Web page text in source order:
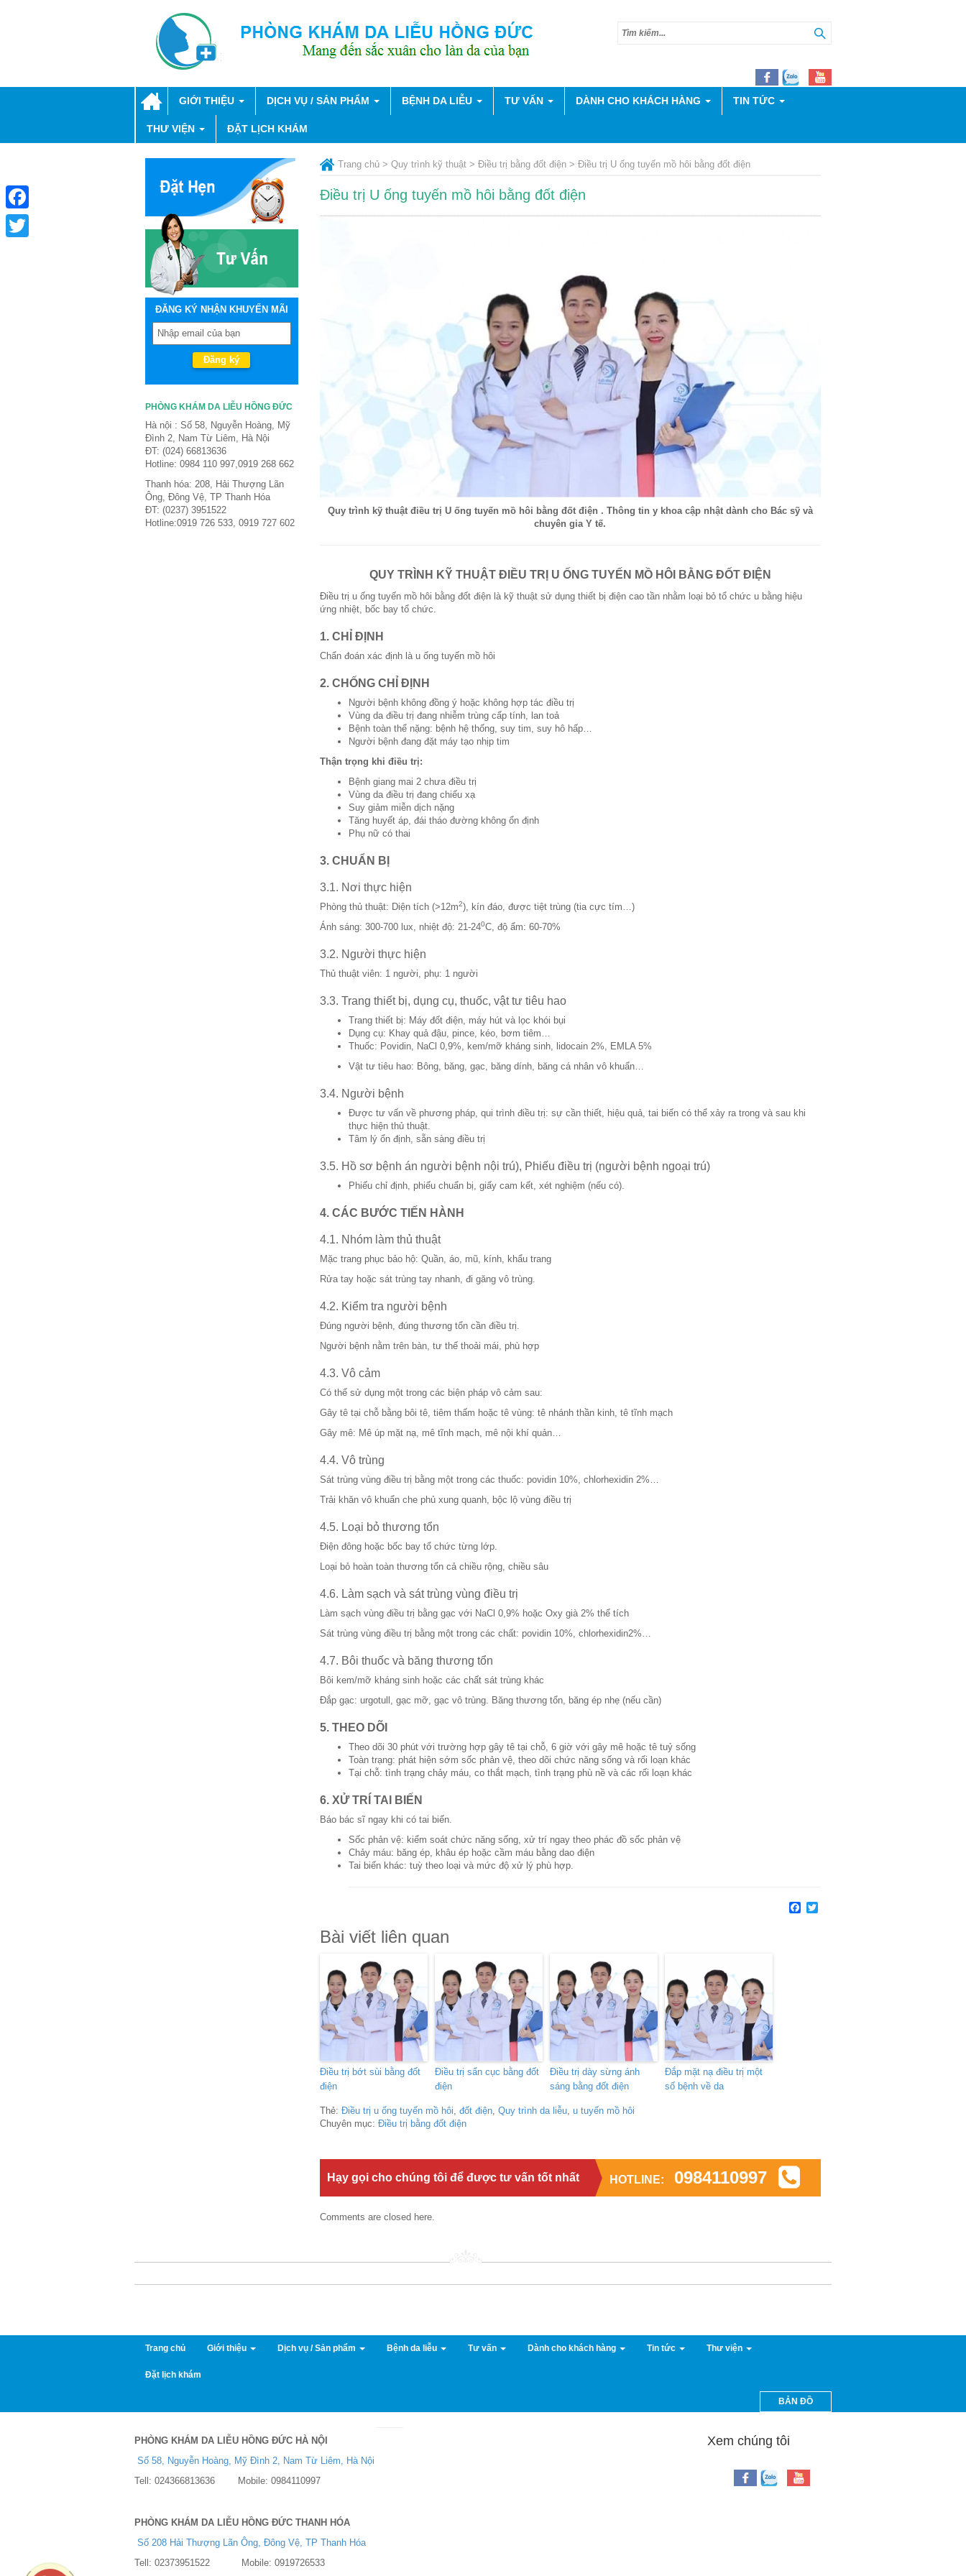
GIỚI THIỆU DỊCH VỤ / SẢN PHẨM BỆNH DA LIỄU TƯ VẤN DÀNH CHO KHÁCH HÀNG TIN TỨC
THƯ VIỆN ĐẶT LỊCH KHÁM
Trang chủ> Quy trình kỹ thuật> Điều trị bằng đốt điện> Điều trị U ống tuyến mồ hôi bằng đốt điện
Điều trị U ống tuyến mồ hôi bằng đốt điện
Quy trình kỹ thuật điều trị U ống tuyến mồ hôi bằng đốt điện . Thông tin y khoa cập nhật dành cho Bác sỹ và
chuyên gia Y tế.
QUY TRÌNH KỸ THUẬT ĐIỀU TRỊ U ỐNG TUYẾN MỒ HÔI BẰNG ĐỐT ĐIỆN
Điều trị u ống tuyến mồ hôi bằng đốt điện là kỹ thuật sử dụng thiết bị điện cao tần nhằm loại bỏ tổ chức u bằng hiệu
ứng nhiệt, bốc bay tổ chức.
1. CHỈ ĐỊNH
Chẩn đoán xác định là u ống tuyến mồ hôi
2. CHỐNG CHỈ ĐỊNH
Người bệnh không đồng ý hoặc không hợp tác điều trị
Vùng da điều trị đang nhiễm trùng cấp tính, lan toả
Bệnh toàn thể nặng: bệnh hệ thống, suy tim, suy hô hấp…
Người bệnh đang đặt máy tạo nhịp tim
Thận trọng khi điều trị:
Bệnh giang mai 2 chưa điều trị
Vùng da điều trị đang chiếu xạ
Suy giảm miễn dịch nặng
Tăng huyết áp, đái tháo đường không ổn định
Phụ nữ có thai
3. CHUẨN BỊ
3.1. Nơi thực hiện
Phòng thủ thuật: Diện tích (>12m2), kín đáo, được tiệt trùng (tia cực tím…)
Ánh sáng: 300-700 lux, nhiệt độ: 21-240C, độ ẩm: 60-70%
3.2. Người thực hiện
Thủ thuật viên: 1 người, phụ: 1 người
3.3. Trang thiết bị, dụng cụ, thuốc, vật tư tiêu hao
Trang thiết bị: Máy đốt điện, máy hút và lọc khói bụi
Dụng cụ: Khay quả đậu, pince, kéo, bơm tiêm…
Thuốc: Povidin, NaCl 0,9%, kem/mỡ kháng sinh, lidocain 2%, EMLA 5%
Vật tư tiêu hao: Bông, băng, gạc, băng dính, băng cá nhân vô khuẩn…
3.4. Người bệnh
Được tư vấn về phương pháp, qui trình điều trị: sự cần thiết, hiệu quả, tai biến có thể xảy ra trong và sau khi
thực hiện thủ thuật.
Tâm lý ổn định, sẵn sàng điều trị
3.5. Hồ sơ bệnh án người bệnh nội trú), Phiếu điều trị (người bệnh ngoại trú)
Phiếu chỉ định, phiếu chuẩn bị, giấy cam kết, xét nghiệm (nếu có).
4. CÁC BƯỚC TIẾN HÀNH
4.1. Nhóm làm thủ thuật
Mặc trang phục bảo hộ: Quần, áo, mũ, kính, khẩu trang
Rửa tay hoặc sát trùng tay nhanh, đi găng vô trùng.
4.2. Kiểm tra người bệnh
Đúng người bệnh, đúng thương tổn cần điều trị.
Người bệnh nằm trên bàn, tư thế thoải mái, phù hợp
4.3. Vô cảm
Có thể sử dụng một trong các biện pháp vô cảm sau:
Gây tê tại chỗ bằng bôi tê, tiêm thấm hoặc tê vùng: tê nhánh thần kinh, tê tĩnh mạch
Gây mê: Mê úp mặt nạ, mê tĩnh mạch, mê nội khí quản…
4.4. Vô trùng
Sát trùng vùng điều trị bằng một trong các thuốc: povidin 10%, chlorhexidin 2%…
Trải khăn vô khuẩn che phủ xung quanh, bộc lộ vùng điều trị
4.5. Loại bỏ thương tổn
Điện đông hoặc bốc bay tổ chức từng lớp.
Loại bỏ hoàn toàn thương tổn cả chiều rộng, chiều sâu
4.6. Làm sạch và sát trùng vùng điều trị
Làm sạch vùng điều trị bằng gạc với NaCl 0,9% hoặc Oxy già 2% thể tích
Sát trùng vùng điều trị bằng một trong các chất: povidin 10%, chlorhexidin2%…
4.7. Bôi thuốc và băng thương tổn
Bôi kem/mỡ kháng sinh hoặc các chất sát trùng khác
Đắp gạc: urgotull, gạc mỡ, gạc vô trùng. Băng thương tổn, băng ép nhẹ (nếu cần)
5. THEO DÕI
Theo dõi 30 phút với trường hợp gây tê tại chỗ, 6 giờ với gây mê hoặc tê tuỷ sống
Toàn trạng: phát hiện sớm sốc phản vệ, theo dõi chức năng sống và rối loạn khác
Tại chỗ: tình trạng chảy máu, co thắt mạch, tình trạng phù nề và các rối loạn khác
6. XỬ TRÍ TAI BIẾN
Báo bác sĩ ngay khi có tai biến.
Sốc phản vệ: kiểm soát chức năng sống, xử trí ngay theo phác đồ sốc phản vệ
Chảy máu: băng ép, khâu ép hoặc cầm máu bằng dao điện
Tai biến khác: tuỳ theo loại và mức độ xử lý phù hợp.
Facebook
Bài viết liên quan
Điều trị bớt sùi bằng đốt
điện
Điều trị sẩn cục bằng đốt
điện
Điều trị dày sừng ánh
sáng bằng đốt điện
Đắp mặt nạ điều trị một
số bệnh về da
Thẻ: Điều trị u ống tuyến mồ hôi, đốt điện, Quy trình da liễu, u tuyến mồ hôi
Chuyên mục: Điều trị bằng đốt điện
Hạy gọi cho chúng tôi để được tư vấn tốt nhất HOTLINE: 0984110997
Comments are closed here.
ĐĂNG KÝ NHẬN KHUYẾN MÃI
PHÒNG KHÁM DA LIỄU HỒNG ĐỨC
Hà nội : Số 58, Nguyễn Hoàng, Mỹ
Đình 2, Nam Từ Liêm, Hà Nội
ĐT: (024) 66813636
Hotline: 0984 110 997,0919 268 662
Thanh hóa: 208, Hải Thượng Lãn
Ông, Đông Vệ, TP Thanh Hóa
ĐT: (0237) 3951522
Hotline:0919 726 533, 0919 727 602
Trang chủ Giới thiệu Dịch vụ / Sản phẩm Bệnh da liễu Tư vấn Dành cho khách hàng Tin tức Thư viện
Đặt lịch khám
BẢN ĐỒ
PHÒNG KHÁM DA LIỄU HỒNG ĐỨC HÀ NỘI
Số 58, Nguyễn Hoàng, Mỹ Đình 2, Nam Từ Liêm, Hà Nội
Tell: 024366813636 Mobile: 0984110997
PHÒNG KHÁM DA LIỄU HỒNG ĐỨC THANH HÓA
Số 208 Hải Thượng Lãn Ông, Đông Vệ, TP Thanh Hóa
Tell: 02373951522 Mobile: 0919726533
Xem chúng tôi
Facebook